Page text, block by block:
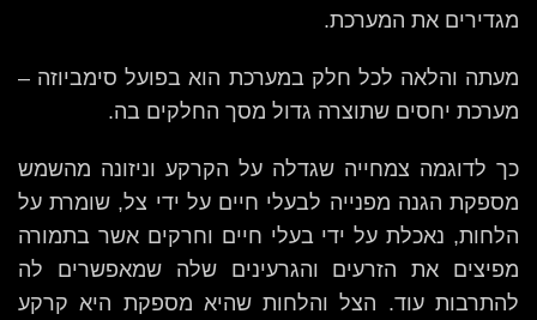
מגדירים את המערכת.
מעתה והלאה לכל חלק במערכת הוא בפועל סימביוזה –
מערכת יחסים שתוצרה גדול מסך החלקים בה.
כך לדוגמה צמחייה שגדלה על הקרקע וניזונה מהשמש
מספקת הגנה מפנייה לבעלי חיים על ידי צל, שומרת על
הלחות, נאכלת על ידי בעלי חיים וחרקים אשר בתמורה
מפיצים את הזרעים והגרעינים שלה שמאפשרים לה
להתרבות עוד. הצל והלחות שהיא מספקת היא קרקע